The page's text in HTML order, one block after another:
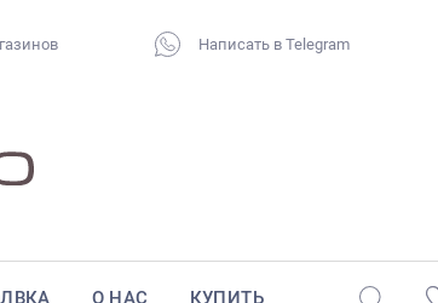
Написать в Telegram
О НАС КУПИТЬ